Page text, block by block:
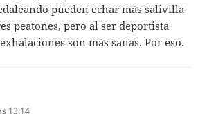
pueden echar más salivilla
peatones, pero al ser deportista
son más sanas. Por eso.
13:14